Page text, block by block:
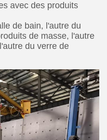
avec des produits
de bain, l'autre du
de masse, l'autre
du verre de